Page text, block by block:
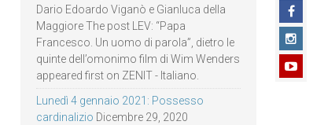
Dario Edoardo Viganò e Gianluca della
Maggiore The post LEV: “Papa
Francesco. Un uomo di parola”, dietro le
quinte dell’omonimo film di Wim Wenders
appeared first on ZENIT - Italiano.
Lunedì 4 gennaio 2021: Possesso
cardinalizio Dicembre 29, 2020